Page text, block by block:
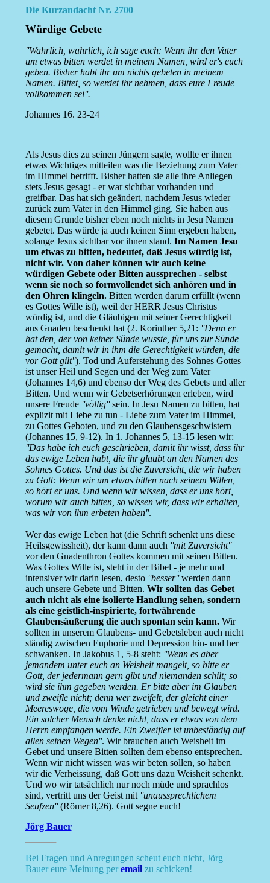
Die Kurzandacht Nr. 2700
Würdige Gebete
''Wahrlich, wahrlich, ich sage euch: Wenn ihr den Vater
um etwas bitten werdet in meinem Namen, wird er's euch
geben. Bisher habt ihr um nichts gebeten in meinem
Namen. Bittet, so werdet ihr nehmen, dass eure Freude
vollkommen sei''.
Johannes 16. 23-24
Als Jesus dies zu seinen Jüngern sagte, wollte er ihnen
etwas Wichtiges mitteilen was die Beziehung zum Vater
im Himmel betrifft. Bisher hatten sie alle ihre Anliegen
stets Jesus gesagt - er war sichtbar vorhanden und
greifbar. Das hat sich geändert, nachdem Jesus wieder
zurück zum Vater in den Himmel ging. Sie haben aus
diesem Grunde bisher eben noch nichts in Jesu Namen
gebetet. Das würde ja auch keinen Sinn ergeben haben,
solange Jesus sichtbar vor ihnen stand. Im Namen Jesu
um etwas zu bitten, bedeutet, daß Jesus würdig ist,
nicht wir. Von daher können wir auch keine
würdigen Gebete oder Bitten aussprechen - selbst
wenn sie noch so formvollendet sich anhören und in
den Ohren klingeln.Bitten werden darum erfüllt (wenn
es Gottes Wille ist), weil der HERR Jesus Christus
würdig ist, und die Gläubigen mit seiner Gerechtigkeit
aus Gnaden beschenkt hat (2. Korinther 5,21: ''Denn er
hat den, der von keiner Sünde wusste, für uns zur Sünde
gemacht, damit wir in ihm die Gerechtigkeit würden, die
vor Gott gilt''). Tod und Auferstehung des Sohnes Gottes
ist unser Heil und Segen und der Weg zum Vater
(Johannes 14,6) und ebenso der Weg des Gebets und aller
Bitten. Und wenn wir Gebetserhörungen erleben, wird
unsere Freude ''völlig''sein. In Jesu Namen zu bitten, hat
explizit mit Liebe zu tun - Liebe zum Vater im Himmel,
zu Gottes Geboten, und zu den Glaubensgeschwistern
(Johannes 15, 9-12). In 1. Johannes 5, 13-15 lesen wir:
''Das habe ich euch geschrieben, damit ihr wisst, dass ihr
das ewige Leben habt, die ihr glaubt an den Namen des
Sohnes Gottes. Und das ist die Zuversicht, die wir haben
zu Gott: Wenn wir um etwas bitten nach seinem Willen,
so hört er uns. Und wenn wir wissen, dass er uns hört,
worum wir auch bitten, so wissen wir, dass wir erhalten,
was wir von ihm erbeten haben''.
Wer das ewige Leben hat (die Schrift schenkt uns diese
Heilsgewissheit), der kann dann auch ''mit Zuversicht''
vor den Gnadenthron Gottes kommen mit seinen Bitten.
Was Gottes Wille ist, steht in der Bibel - je mehr und
intensiver wir darin lesen, desto ''besser''werden dann
auch unsere Gebete und Bitten. Wir sollten das Gebet
auch nicht als eine isolierte Handlung sehen, sondern
als eine geistlich-inspirierte, fortwährende
Glaubensäußerung die auch spontan sein kann.Wir
sollten in unserem Glaubens- und Gebetsleben auch nicht
ständig zwischen Euphorie und Depression hin- und her
schwanken. In Jakobus 1, 5-8 steht: ''Wenn es aber
jemandem unter euch an Weisheit mangelt, so bitte er
Gott, der jedermann gern gibt und niemanden schilt; so
wird sie ihm gegeben werden. Er bitte aber im Glauben
und zweifle nicht; denn wer zweifelt, der gleicht einer
Meereswoge, die vom Winde getrieben und bewegt wird.
Ein solcher Mensch denke nicht, dass er etwas von dem
Herrn empfangen werde. Ein Zweifler ist unbeständig auf
allen seinen Wegen''. Wir brauchen auch Weisheit im
Gebet und unsere Bitten sollten dem ebenso entsprechen.
Wenn wir nicht wissen was wir beten sollen, so haben
wir die Verheissung, daß Gott uns dazu Weisheit schenkt.
Und wo wir tatsächlich nur noch müde und sprachlos
sind, vertritt uns der Geist mit ''unaussprechlichem
Seufzen''(Römer 8,26). Gott segne euch!
Jörg Bauer
Bei Fragen und Anregungen scheut euch nicht, Jörg
Bauer eure Meinung peremailzu schicken!